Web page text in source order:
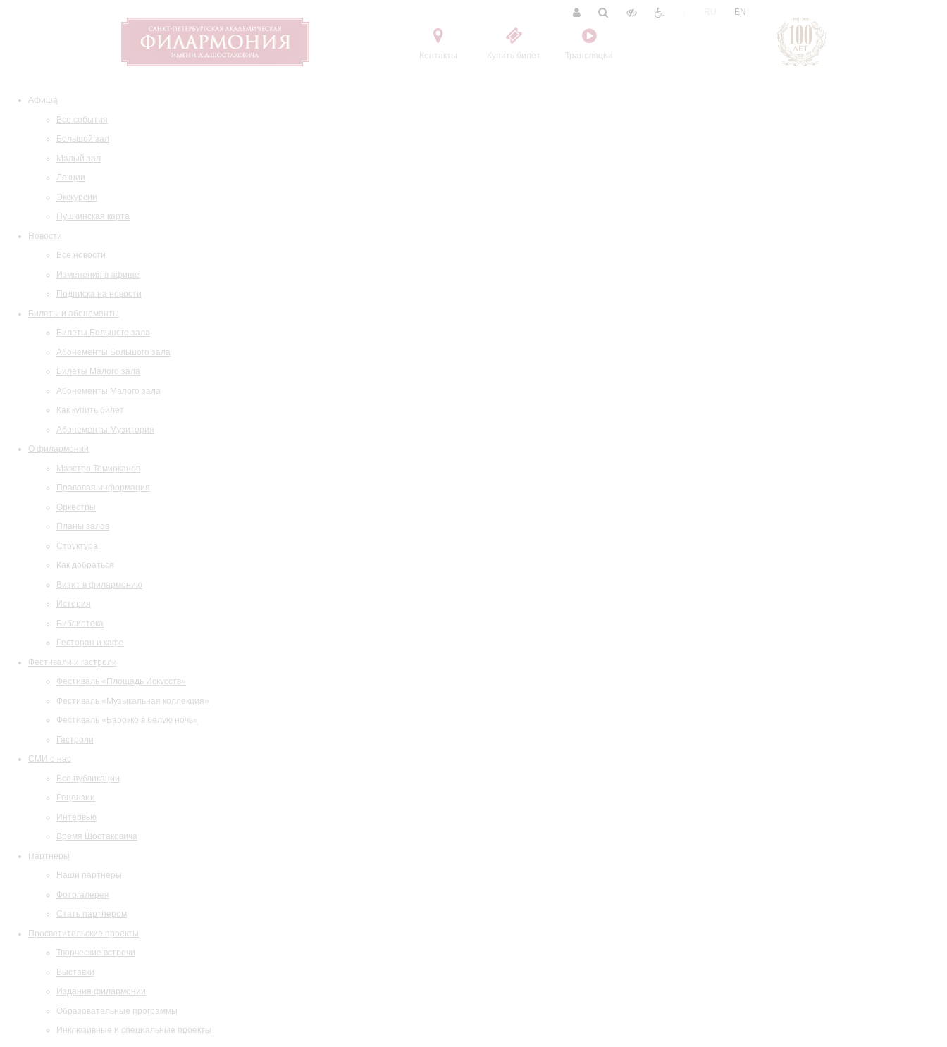
Контакты Купить билет Трансляции
EN
Афиша
Все события
Большой зал
Малый зал
Лекции
Экскурсии
Пушкинская карта
Новости
Все новости
Изменения в афише
Подписка на новости
Билеты и абонементы
Билеты Большого зала
Абонементы Большого зала
Билеты Малого зала
Абонементы Малого зала
Как купить билет
Абонементы Музитория
О филармонии
Маэстро Темирканов
Правовая информация
Оркестры
Планы залов
Структура
Как добраться
Визит в филармонию
История
Библиотека
Ресторан и кафе
Фестивали и гастроли
Фестиваль «Площадь Искусств»
Фестиваль «Музыкальная коллекция»
Фестиваль «Барокко в белую ночь»
Гастроли
СМИ о нас
Все публикации
Рецензии
Интервью
Время Шостаковича
Партнеры
Наши партнеры
Фотогалерея
Стать партнером
Просветительские проекты
Творческие встречи
Выставки
Издания филармонии
Образовательные программы
Инклюзивные и специальные проекты